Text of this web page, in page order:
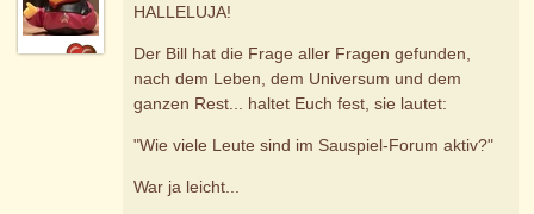
HALLELUJA!
Der Bill hat die Frage aller Fragen gefunden,
nach dem Leben, dem Universum und dem
ganzen Rest... haltet Euch fest, sie lautet:
"Wie viele Leute sind im Sauspiel-Forum aktiv?"
War ja leicht...